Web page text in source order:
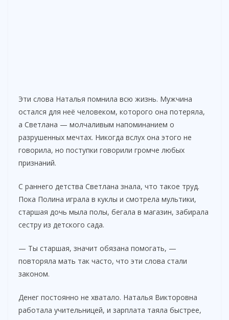
Эти слова Наталья помнила всю жизнь. Мужчина
остался для неё человеком, которого она потеряла,
а Светлана — молчаливым напоминанием о
разрушенных мечтах. Никогда вслух она этого не
говорила, но поступки говорили громче любых
признаний.
С раннего детства Светлана знала, что такое труд.
Пока Полина играла в куклы и смотрела мультики,
старшая дочь мыла полы, бегала в магазин, забирала
сестру из детского сада.
— Ты старшая, значит обязана помогать, —
повторяла мать так часто, что эти слова стали
законом.
Денег постоянно не хватало. Наталья Викторовна
работала учительницей, и зарплата таяла быстрее,